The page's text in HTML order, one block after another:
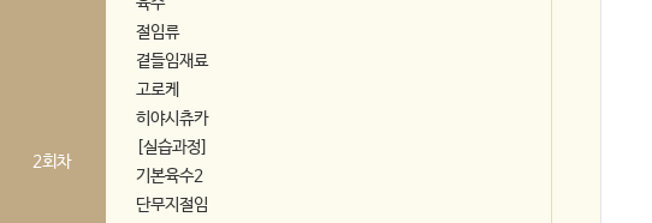
2회차
절임류
곁들임재료
고로케
히야시츄카
[실습과정]
기본육수2
단무지절임